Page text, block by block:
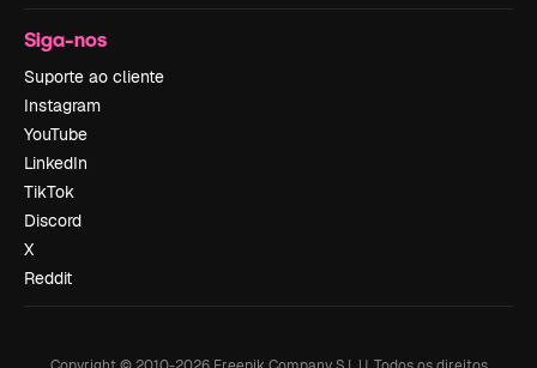
Siga-nos
Suporte ao cliente
Instagram
YouTube
LinkedIn
TikTok
Discord
X
Reddit